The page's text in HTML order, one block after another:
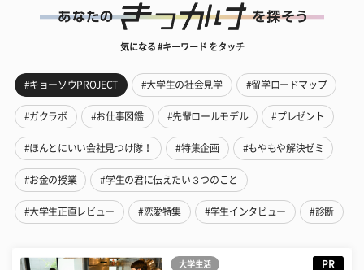
気になる #キーワード をタッチ
#キョーソウPROJECT #大学生の社会見学 #留学ロードマップ
#ガクラボ #お仕事図鑑 #先輩ロールモデル #プレゼント
#ほんとにいい会社見つけ隊！ #特集企画 #もやもや解決ゼミ
#お金の授業 #学生の君に伝えたい３つのこと
#大学生正直レビュー #恋愛特集 #学生インタビュー #診断
大学生活 PR